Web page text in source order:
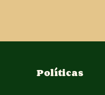
Políticas